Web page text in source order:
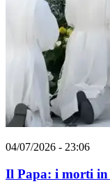
04/07/2026 - 23:06
Il Papa: i morti in